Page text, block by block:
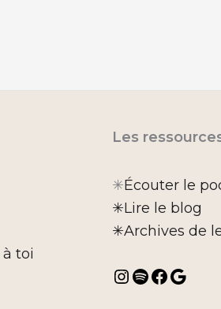
toi
Les
✳︎Écouter le
✳︎Lire le blog
✳︎Archives de